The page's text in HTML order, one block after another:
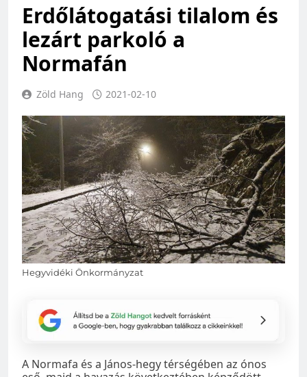
Erdőlátogatási tilalom és
lezárt parkoló a
Normafán
Zöld Hang 2021-02-10
Hegyvidéki Önkormányzat
A Normafa és a János-hegy térségében az ónos